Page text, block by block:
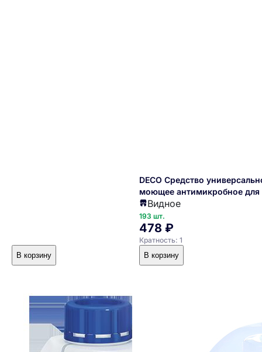
В корзину
DECO Средство
моющее антимикробное для
рдых поверхностей 5л. ПНД
Видное
193 шт.
478 ₽
Кратность: 1
В корзину